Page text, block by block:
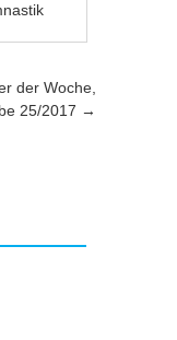
der Woche,
25/2017 →